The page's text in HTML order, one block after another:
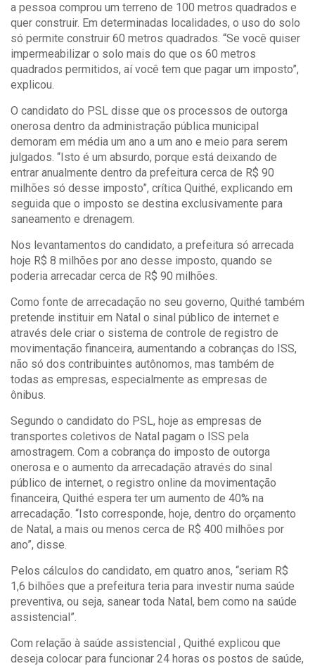
a pessoa comprou um terreno de 100 metros quadrados e
quer construir. Em determinadas localidades, o uso do solo
só permite construir 60 metros quadrados. “Se você quiser
impermeabilizar o solo mais do que os 60 metros
quadrados permitidos, aí você tem que pagar um imposto”,
explicou.
O candidato do PSL disse que os processos de outorga
onerosa dentro da administração pública municipal
demoram em média um ano a um ano e meio para serem
julgados. “Isto é um absurdo, porque está deixando de
entrar anualmente dentro da prefeitura cerca de R$ 90
milhões só desse imposto”, crítica Quithé, explicando em
seguida que o imposto se destina exclusivamente para
saneamento e drenagem.
Nos levantamentos do candidato, a prefeitura só arrecada
hoje R$ 8 milhões por ano desse imposto, quando se
poderia arrecadar cerca de R$ 90 milhões.
Como fonte de arrecadação no seu governo, Quithé também
pretende instituir em Natal o sinal público de internet e
através dele criar o sistema de controle de registro de
movimentação financeira, aumentando a cobranças do ISS,
não só dos contribuintes autônomos, mas também de
todas as empresas, especialmente as empresas de
ônibus.
Segundo o candidato do PSL, hoje as empresas de
transportes coletivos de Natal pagam o ISS pela
amostragem. Com a cobrança do imposto de outorga
onerosa e o aumento da arrecadação através do sinal
público de internet, o registro online da movimentação
financeira, Quithé espera ter um aumento de 40% na
arrecadação. “Isto corresponde, hoje, dentro do orçamento
de Natal, a mais ou menos cerca de R$ 400 milhões por
ano”, disse.
Pelos cálculos do candidato, em quatro anos, “seriam R$
1,6 bilhões que a prefeitura teria para investir numa saúde
preventiva, ou seja, sanear toda Natal, bem como na saúde
assistencial”.
Com relação à saúde assistencial , Quithé explicou que
deseja colocar para funcionar 24 horas os postos de saúde,